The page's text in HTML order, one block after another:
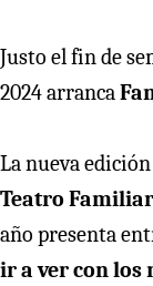
Justo el fin de
2024 arranca
La nueva
Teatro Familiar
año presenta
ir a ver con los